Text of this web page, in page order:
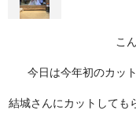
こ
今日は今年初のカッ
結城さんにカットしても